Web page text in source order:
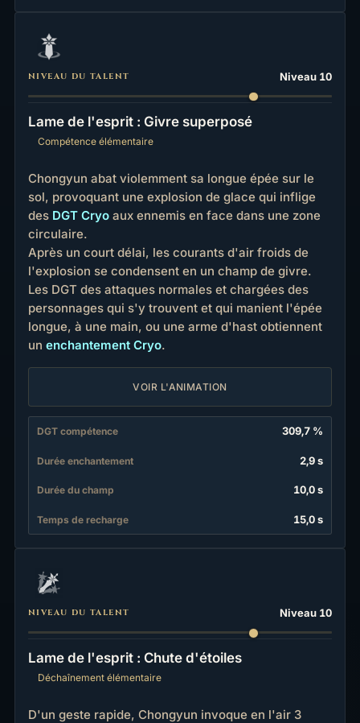
NIVEAU DU TALENT Niveau 10
Lame de l'esprit : Givre superposé
Compétence élémentaire
Chongyun abat violemment sa longue épée sur le
sol, provoquant une explosion de glace qui inflige
des DGT Cryoaux ennemis en face dans une zone
circulaire.
Après un court délai, les courants d'air froids de
l'explosion se condensent en un champ de givre.
Les DGT des attaques normales et chargées des
personnages qui s'y trouvent et qui manient l'épée
longue, à une main, ou une arme d'hast obtiennent
un enchantement Cryo.
VOIR L'ANIMATION
DGT compétence 309,7 %
Durée enchantement 2,9 s
Durée du champ 10,0 s
Temps de recharge 15,0 s
NIVEAU DU TALENT Niveau 10
Lame de l'esprit : Chute d'étoiles
Déchaînement élémentaire
D'un geste rapide, Chongyun invoque en l'air 3